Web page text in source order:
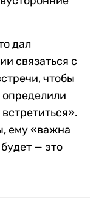
дал
связаться с
чтобы
ему «важна
— это